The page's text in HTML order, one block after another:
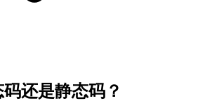
还是静态码？